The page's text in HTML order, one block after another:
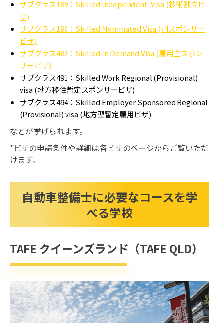
サブクラス189：Skilled Independent Visa (技術独立ビ
ザ)
サブクラス190：Skilled Nominated Visa (州スポンサー
ビザ)
サブクラス482：Skilled In Demand Visa (雇用主スポン
サービザ)
サブクラス491：Skilled Work Regional (Provisional)
visa (地方移住暫定スポンサービザ)
サブクラス494：Skilled Employer Sponsored Regional
(Provisional) visa (地方型暫定雇用ビザ)
などが挙げられます。
*ビザの申請条件や詳細は各ビザのページからご覧いただ
けます。
自動車整備士に必要なコースを学
べる学校
TAFE クイーンズランド（TAFE QLD）